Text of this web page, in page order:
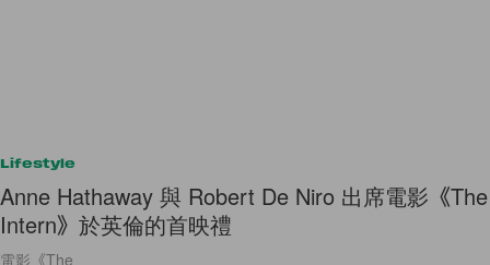
Lifestyle
Anne Hathaway 與 Robert De Niro 出席電影《The
Intern》於英倫的首映禮
電影《The